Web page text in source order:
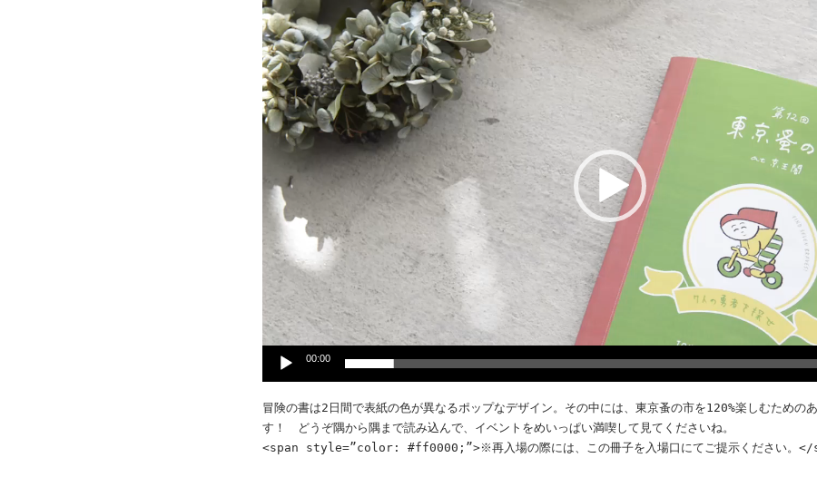
画
プ
レ
ー
ヤ
ー
00:00
冒険の書は2日間で表紙の色が異なるポップなデザイン。その中には、東京蚤の市を120%楽しむための
す！ どうぞ隅から隅まで読み込んで、イベントをめいっぱい満喫して見てくださいね。
<span style=”color: #ff0000;”>※再入場の際には、この冊子を入場口にてご提示ください。</